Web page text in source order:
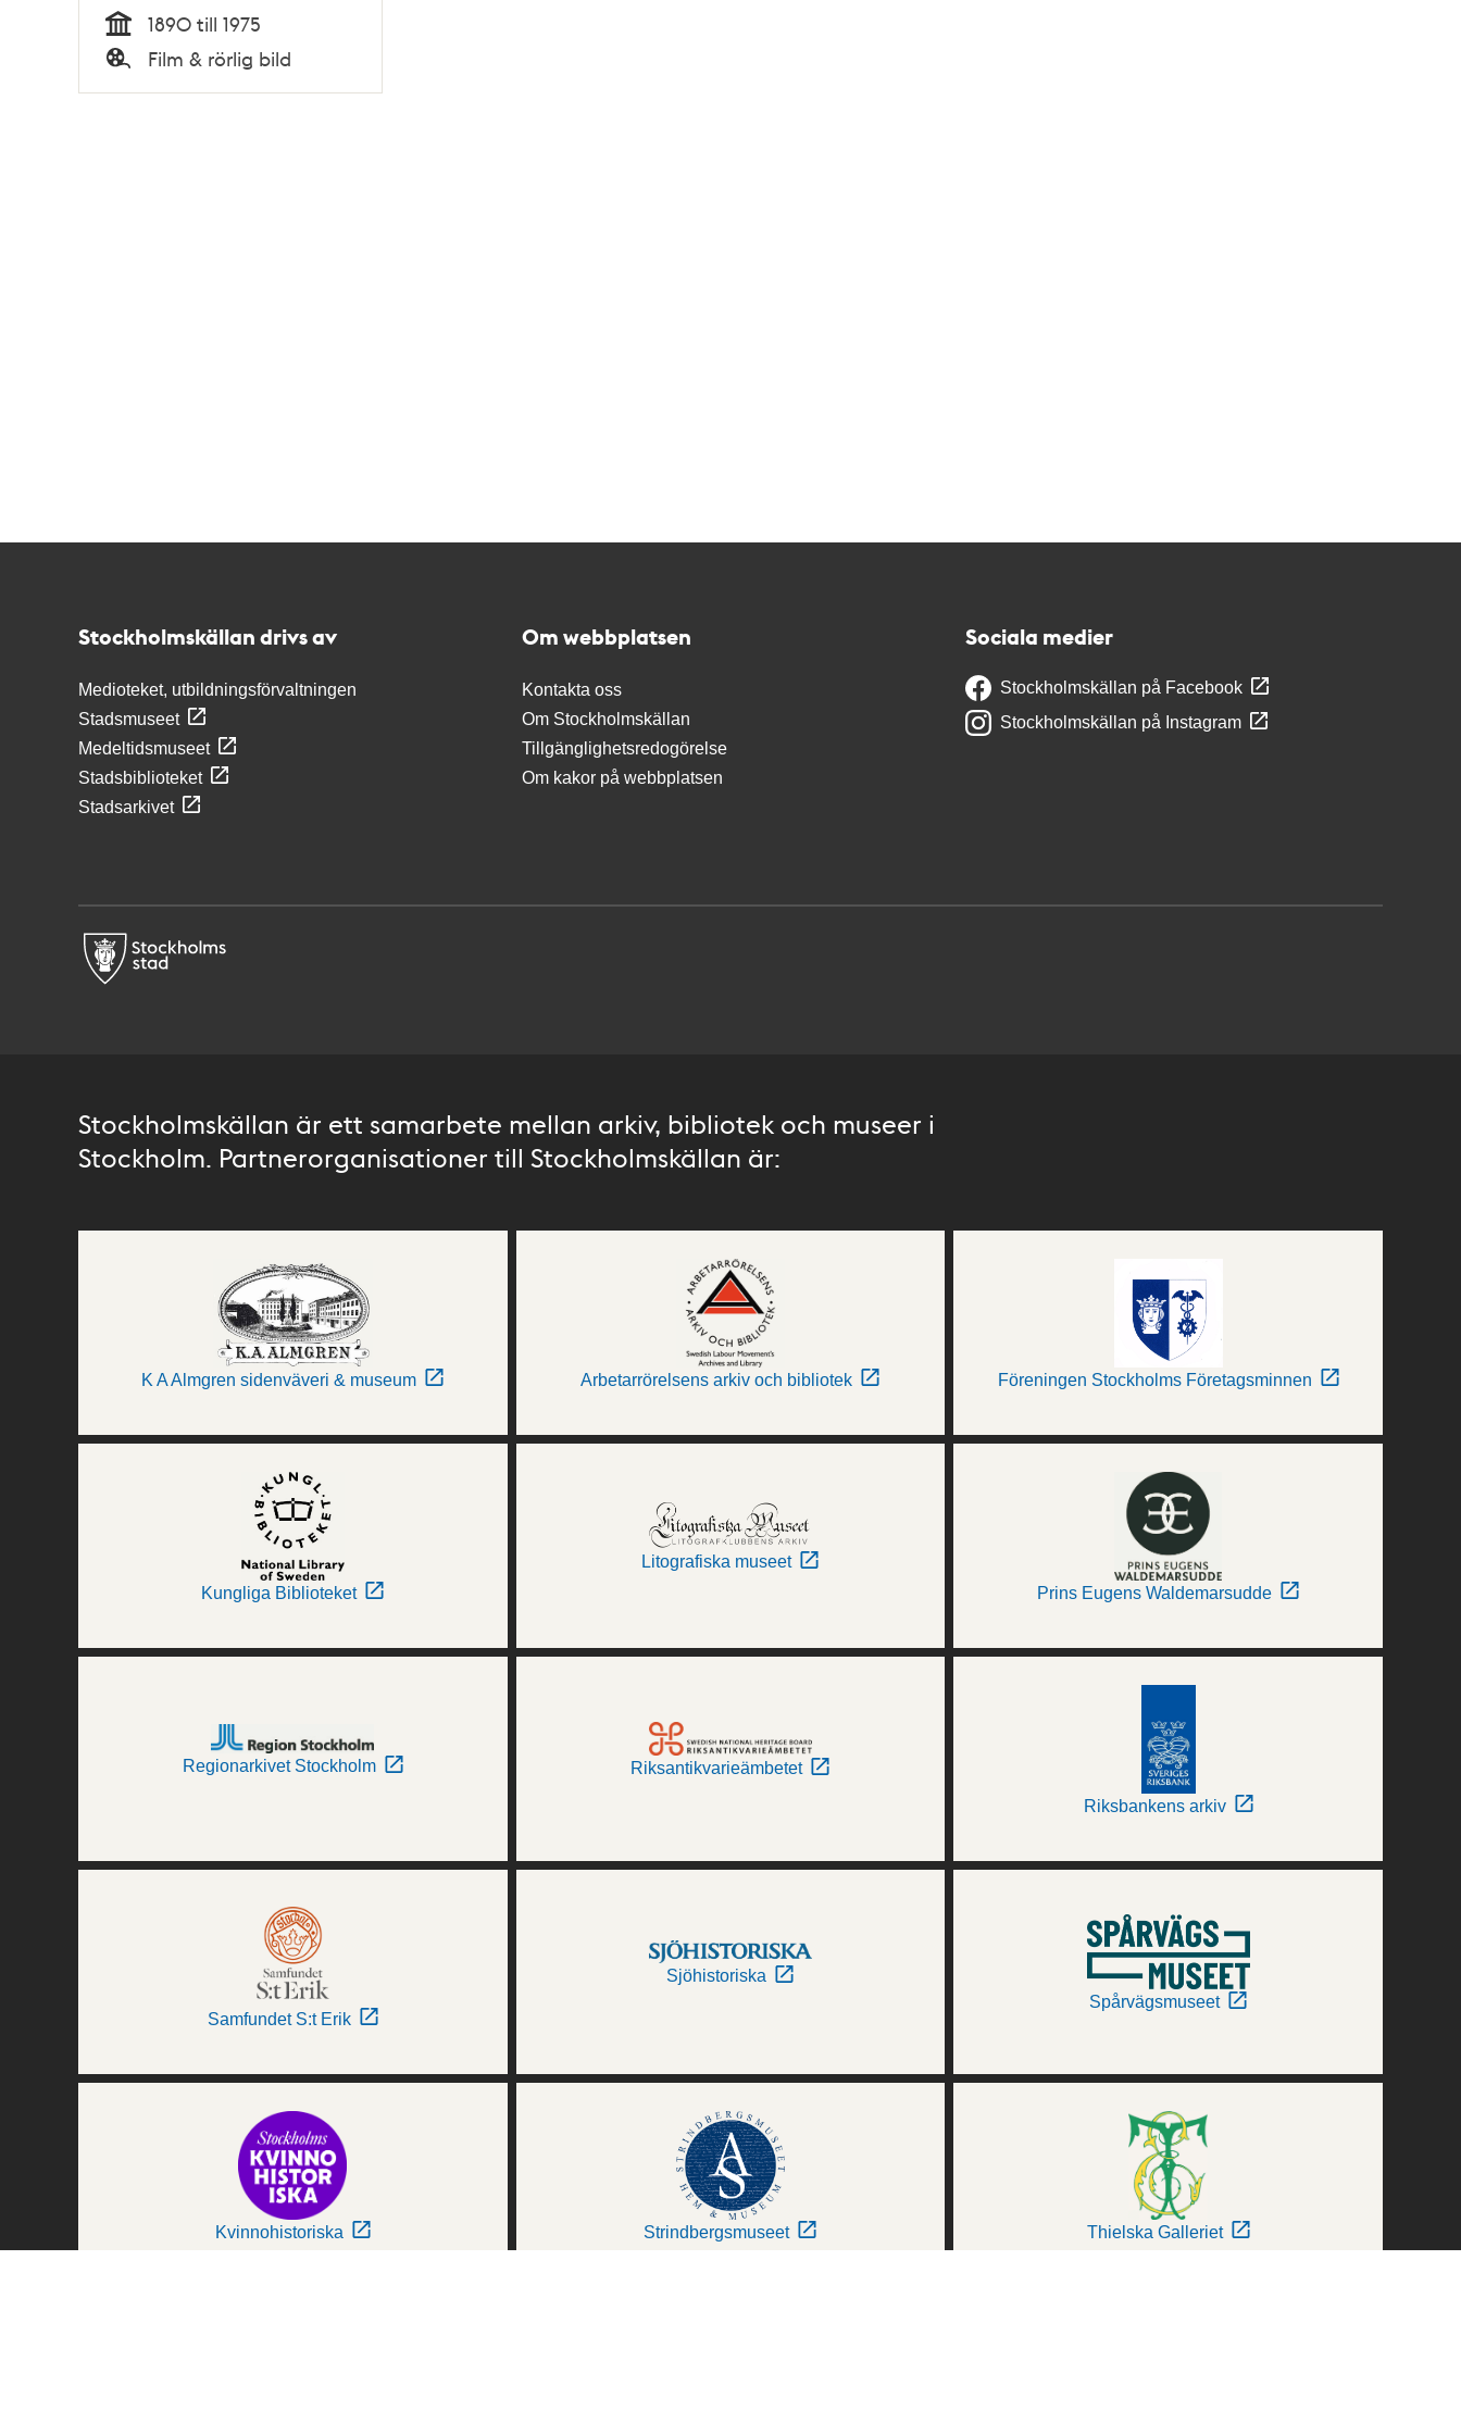
Tid
1890 till 1975
Typ
Film & rörlig bild
Stockholmskällan drivs av
Medioteket, utbildningsförvaltningen
Stadsmuseet
Medeltidsmuseet
Stadsbiblioteket
Stadsarkivet
Om webbplatsen
Kontakta oss
Om Stockholmskällan
Tillgänglighetsredogörelse
Om kakor på webbplatsen
Sociala medier
Stockholmskällan på Facebook
Stockholmskällan på Instagram
Stockholmskällan är ett samarbete mellan arkiv, bibliotek och museer i
Stockholm. Partnerorganisationer till Stockholmskällan är:
K A Almgren sidenväveri & museum Arbetarrörelsens arkiv och bibliotek Föreningen Stockholms Företagsminnen
Kungliga Biblioteket
Litografiska museet
Prins Eugens Waldemarsudde
Regionarkivet Stockholm Riksantikvarieämbetet
Riksbankens arkiv
Samfundet S:t Erik
Sjöhistoriska
Spårvägsmuseet
Kvinnohistoriska Strindbergsmuseet Thielska Galleriet